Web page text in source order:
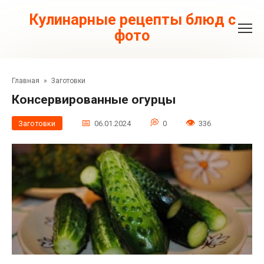
контентуКулинарные рецепты блюд с
фото
Главная » Заготовки
Консервированные огурцы
Заготовки 06.01.2024 0 336